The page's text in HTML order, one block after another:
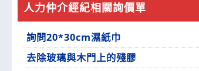
人力仲介經紀相關詢價單
詢問20*30cm濕紙巾
去除玻璃與木門上的殘膠